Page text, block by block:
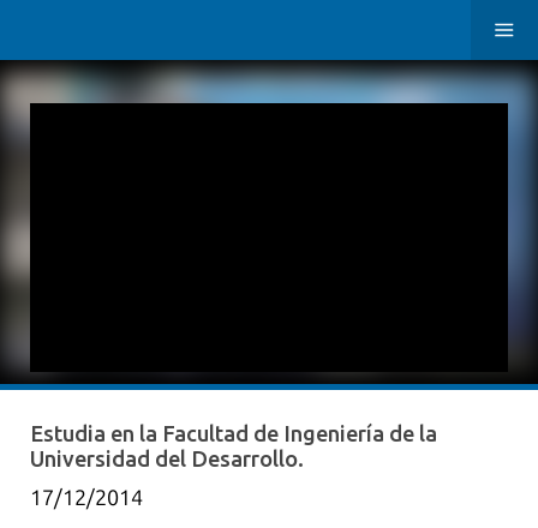
Estudia en la Facultad de Ingeniería de la
Universidad del Desarrollo.
17/12/2014